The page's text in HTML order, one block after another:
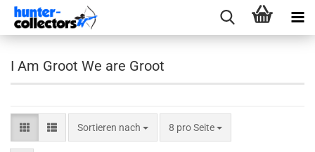
I Am Groot We are Groot
Sortieren nach
Sortieren nach 8 pro Seite
pro Seite